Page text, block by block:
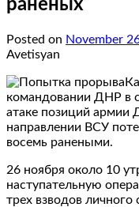
раненых
Posted on November
Avetisyan
командовании ДНР в
атаке позиций
направлении ВСУ
восемь ранеными.
26 ноября около 10
наступательную
трех взводов